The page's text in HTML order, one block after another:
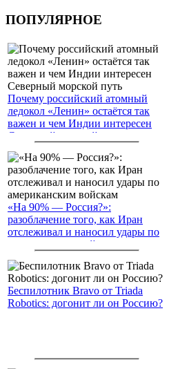
ПОПУЛЯРНОЕ
Почему российский атомный
ледокол «Ленин» остаётся так
важен и чем Индии интересен
Северный морской путь
«На 90% — Россия?»:
разоблачение того, как Иран
отслеживал и наносил удары по
американским войскам
Беспилотник Bravo от Triada
Robotics: догонит ли он Россию?